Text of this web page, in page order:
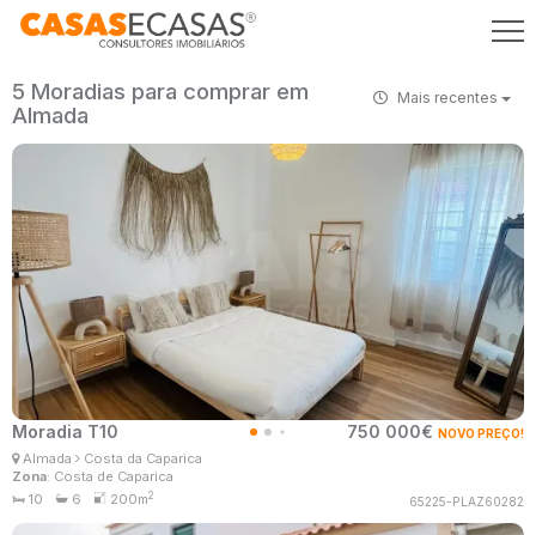
5 Moradias para comprar em
Almada
Mais recentes
Moradia T10 750 000€ NOVO PREÇO!
Almada
Costa da Caparica
Zona: Costa de Caparica
10
6 200m2 65225-PLAZ60282
Patrícia Santos
Consultor Imobiliário
MaisConsultores #Master